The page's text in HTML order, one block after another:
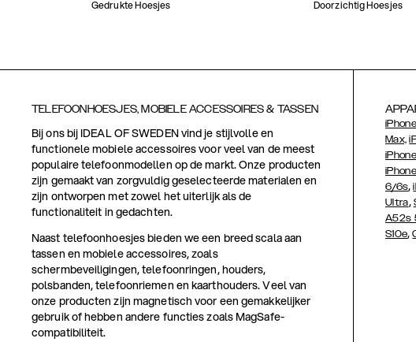
Gedrukte Hoesjes Doorzichtig Hoesjes
TELEFOONHOESJES, MOBIELE ACCESSOIRES & TASSEN
Bij ons bij IDEAL OF SWEDEN vind je stijlvolle en
functionele mobiele accessoires voor veel van de meest
populaire telefoonmodellen op de markt. Onze producten
zijn gemaakt van zorgvuldig geselecteerde materialen en
zijn ontworpen met zowel het uiterlijk als de
functionaliteit in gedachten.
Naast telefoonhoesjes bieden we een breed scala aan
tassen en mobiele accessoires, zoals
schermbeveiligingen, telefoonringen, houders,
polsbanden, telefoonriemen en kaarthouders. Veel van
onze producten zijn magnetisch voor een gemakkelijker
gebruik of hebben andere functies zoals MagSafe-
compatibiliteit.
iPhone
Max,
iPhone
6/6s,
Ultra,
A52s
S10e,